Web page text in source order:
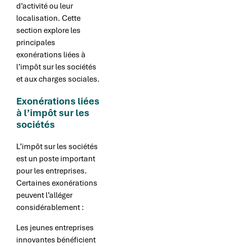
d’activité ou leur
localisation. Cette
section explore les
principales
exonérations liées à
l’impôt sur les sociétés
et aux charges sociales.
Exonérations liées
à l’impôt sur les
sociétés
L’impôt sur les sociétés
est un poste important
pour les entreprises.
Certaines exonérations
peuvent l’alléger
considérablement :
Les jeunes entreprises
innovantes bénéficient